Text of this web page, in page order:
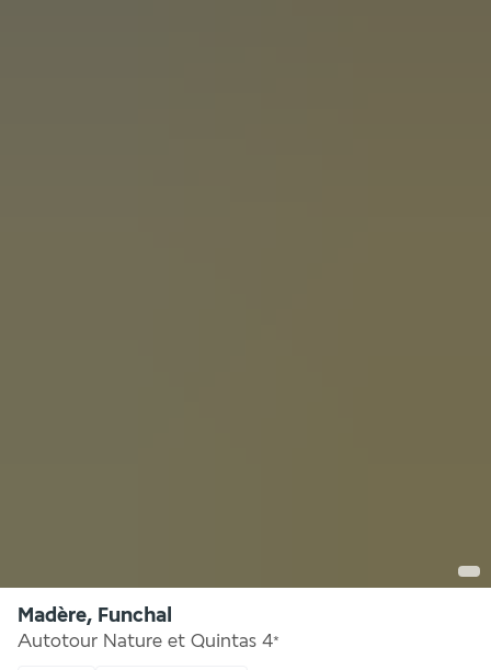
Madère, Funchal
Autotour Nature et Quintas 4*